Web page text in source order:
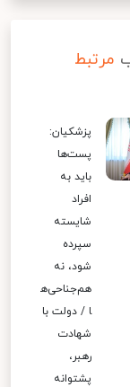
مرتبط
پزشکیان:
پست‌ها
باید به
افراد
شایسته
سپرده
شود، نه
هم‌جناحی‌ه
ا / دولت با
شهادت
رهبر،
پشتوانه